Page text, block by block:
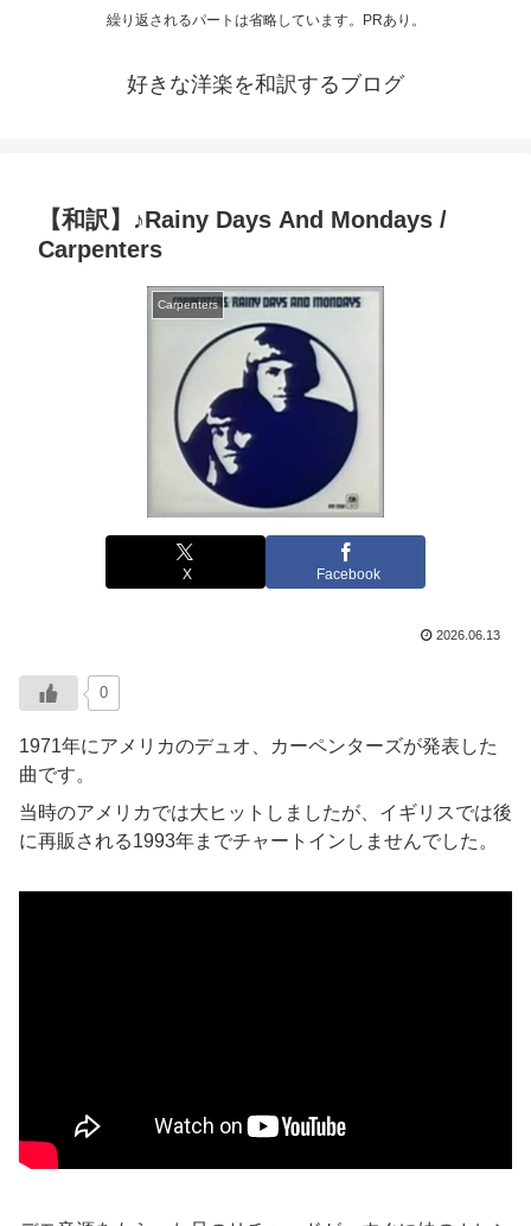
繰り返されるパートは省略しています。PRあり。
好きな洋楽を和訳するブログ
【和訳】♪Rainy Days And Mondays /
Carpenters
Carpenters
X Facebook
2026.06.13
0
1971年にアメリカのデュオ、カーペンターズが発表した
曲です。
当時のアメリカでは大ヒットしましたが、イギリスでは後
に再販される1993年までチャートインしませんでした。